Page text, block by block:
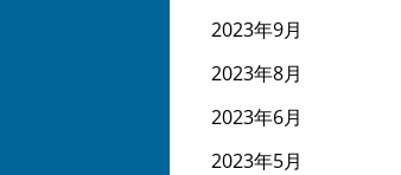
2023年9月
2023年8月
2023年6月
2023年5月